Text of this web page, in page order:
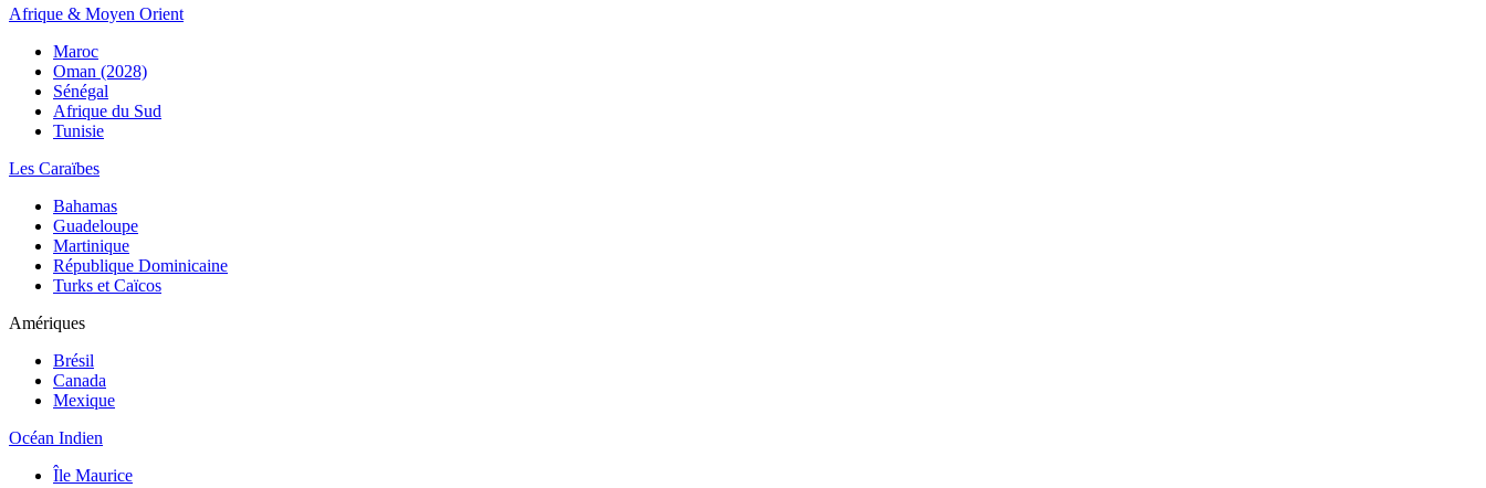
Afrique & Moyen Orient
Maroc
Oman (2028)
Sénégal
Afrique du Sud
Tunisie
Les Caraïbes
Bahamas
Guadeloupe
Martinique
République Dominicaine
Turks et Caïcos
Amériques
Brésil
Canada
Mexique
Océan Indien
Île Maurice